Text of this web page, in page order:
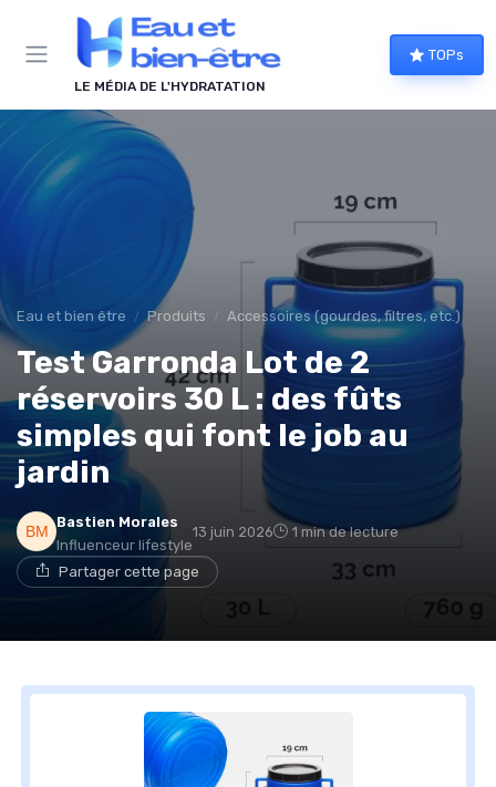
LE MÉDIA DE L'HYDRATATION
TOPs
Eau et bien être Produits Accessoires (gourdes, filtres, etc.)
Test Garronda Lot de 2
réservoirs 30 L : des fûts
simples qui font le job au
jardin
Bastien Morales
Influenceur lifestyle
13 juin 2026 1 min de lecture
Partager cette page
Panneau de gestion des cookies